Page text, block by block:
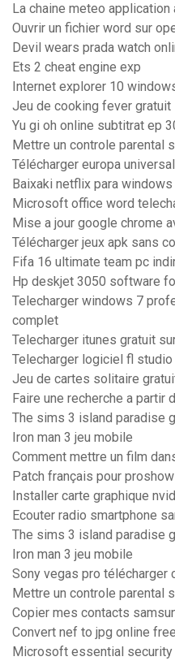
La chaine meteo application
Ouvrir un fichier word sur
Devil wears prada watch
Ets 2 cheat engine exp
Internet explorer 10
Jeu de cooking fever gratuit
Yu gi oh online subtitrat ep
Mettre un controle parental
Télécharger europa
Baixaki netflix para
Microsoft office word
Mise a jour google chrome
Télécharger jeux apk sans
Fifa 16 ultimate team pc
Hp deskjet 3050 software
Telecharger windows 7
complet
Telecharger itunes gratuit
Telecharger logiciel fl
Jeu de cartes solitaire
Faire une recherche a partir
The sims 3 island paradise
Iron man 3 jeu mobile
Comment mettre un film
Patch français pour
Installer carte graphique
Ecouter radio smartphone
The sims 3 island paradise
Iron man 3 jeu mobile
Sony vegas pro télécharger
Mettre un controle parental
Copier mes contacts
Convert nef to jpg online free
Microsoft essential